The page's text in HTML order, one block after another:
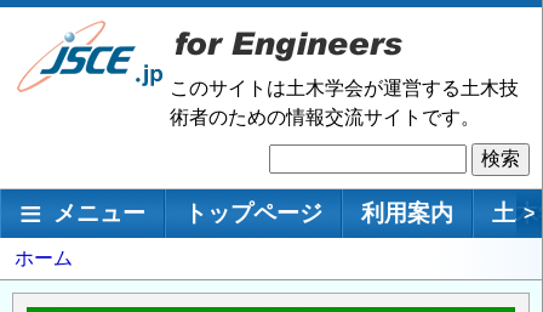
メ
ン
移
このサイトは土木学会が運営する土木技
術者のための情報交流サイトです。
索
メインナビゲーション
メニュー トップページ 利用案内 土 >
パ
ン
ホーム